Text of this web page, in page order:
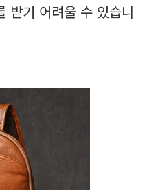
받기 어려울 수 있습니